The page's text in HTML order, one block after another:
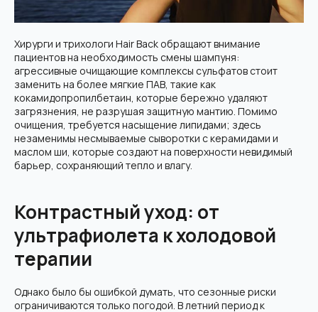
Хирурги и трихологи Hair Back обращают внимание
пациентов на необходимость смены шампуня:
агрессивные очищающие комплексы сульфатов стоит
заменить на более мягкие ПАВ, такие как
кокамидопропилбетаин, которые бережно удаляют
загрязнения, не разрушая защитную мантию. Помимо
очищения, требуется насыщение липидами; здесь
незаменимы несмываемые сыворотки с керамидами и
маслом ши, которые создают на поверхности невидимый
барьер, сохраняющий тепло и влагу.
Контрастный уход: от
ультрафиолета к холодовой
терапии
Однако было бы ошибкой думать, что сезонные риски
ограничиваются только погодой. В летний период к